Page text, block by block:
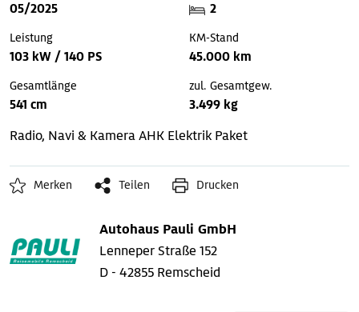
05/2025 2
Leistung
103 kW / 140 PS
KM-Stand
45.000 km
Gesamtlänge
541 cm
zul. Gesamtgew.
3.499 kg
Radio, Navi & KameraAHK Elektrik Paket
Merken Teilen Drucken
Autohaus Pauli GmbH
Lenneper Straße 152
D - 42855 Remscheid